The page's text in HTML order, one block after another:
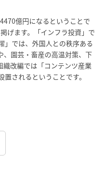
億円になるということで
げます。「インフラ投資」で
」では、外国人との秩序ある
、園芸・畜産の高温対策、下
改編では「コンテンツ産業
されるということです。